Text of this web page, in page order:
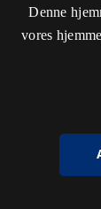
Denne
vores